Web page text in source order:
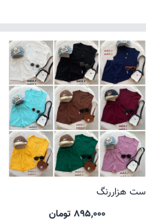
ست هزاررنگ
895,000 تومان